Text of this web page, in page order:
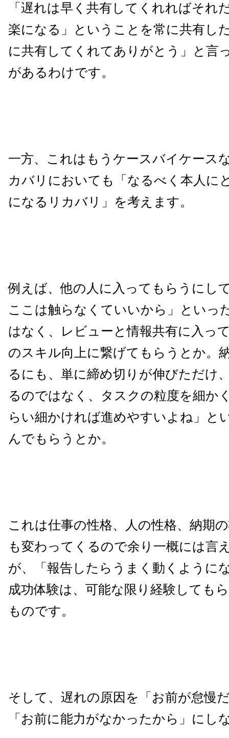
「遅れは早く共有してくれればそれ
楽になる」ということを常に共有し
に共有してくれてありがとう」と言
があるわけです。
一方、これはもうケースバイケース
カバリにおいても「なるべく本人に
になるリカバリ」を考えます。
例えば、他の人に入ってもらうにし
ここは触らなくていいから」といっ
はなく、レビューと情報共有に入っ
のスキル向上に繋げてもらうとか。
るにも、単に締め切りが伸びただけ
るのではなく、タスクの粒度を細か
らい細かければ進めやすいよね」と
んでもらうとか。
これは仕事の性格、人の性格、納期
も変わってくるので余り一概には言
が、「報告したらうまく動くように
成功体験は、可能な限り経験しても
ものです。
そして、遅れの原因を「お前が怠慢
「お前に能力がなかったから」にし